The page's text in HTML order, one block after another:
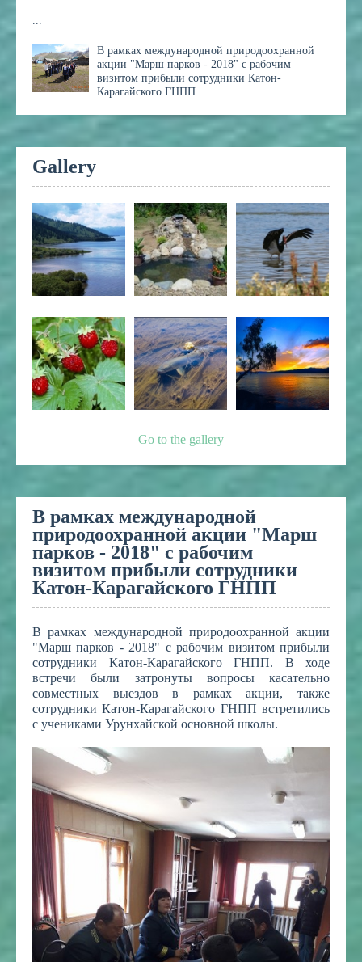
...
В рамках международной природоохранной
акции "Марш парков - 2018" с рабочим
визитом прибыли сотрудники Катон-
Карагайского ГНПП
Gallery
Go to the gallery
В рамках международной
природоохранной акции "Марш
парков - 2018" с рабочим
визитом прибыли сотрудники
Катон-Карагайского ГНПП
В рамках международной природоохранной акции
"Марш парков - 2018" с рабочим визитом прибыли
сотрудники Катон-Карагайского ГНПП. В ходе
встречи были затронуты вопросы касательно
совместных выездов в рамках акции, также
сотрудники Катон-Карагайского ГНПП встретились
с учениками Урунхайской основной школы.